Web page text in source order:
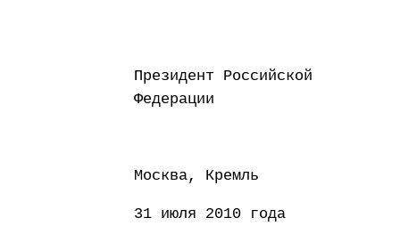
Президент Российской
Федерации
Москва, Кремль
31 июля 2010 года